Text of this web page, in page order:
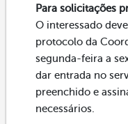
Para solicitações
O interessado
protocolo da
segunda-feira a
dar entrada no
preenchido e
necessários.